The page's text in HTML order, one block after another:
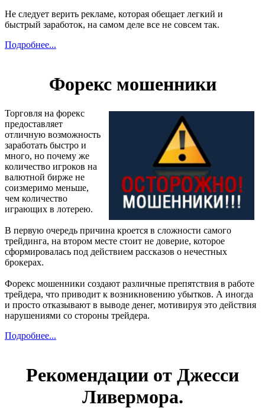
Не следует верить рекламе, которая обещает легкий и
быстрый заработок, на самом деле все не совсем так.
Подробнее...
Форекс мошенники
Торговля на форекс
предоставляет
отличную возможность
заработать быстро и
много, но почему же
количество игроков на
валютной бирже не
соизмеримо меньше,
чем количество
играющих в лотерею.
В первую очередь причина кроется в сложности самого
трейдинга, на втором месте стоит не доверие, которое
сформировалась под действием рассказов о нечестных
брокерах.
Форекс мошенники создают различные препятствия в работе
трейдера, что приводит к возникновению убытков. А иногда
и просто отказывают в выводе денег, мотивируя это действия
нарушениями со стороны трейдера.
Подробнее...
Рекомендации от Джесси
Ливермора.